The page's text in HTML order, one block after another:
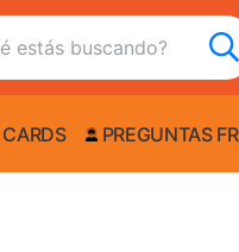
PREGUNTAS